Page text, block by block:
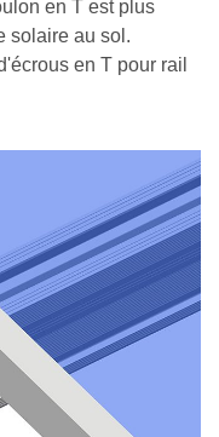
en T est plus
solaire au sol.
en T pour rail